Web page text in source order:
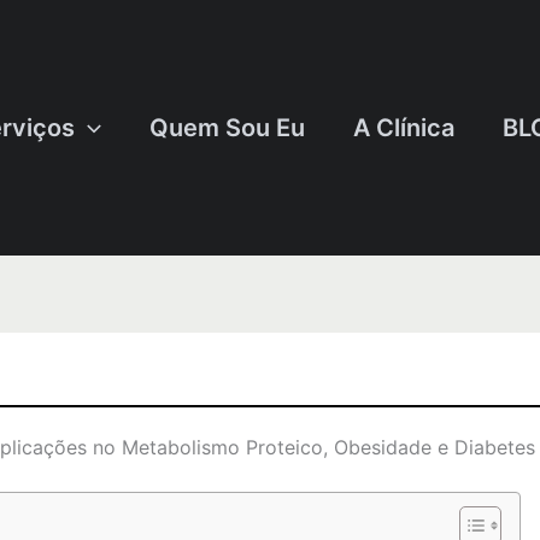
Quem Sou Eu A Clínica
no Metabolismo Proteico, Obesidade e Diabetes